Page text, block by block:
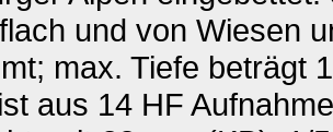
und von Wiesen
max. Tiefe beträgt
aus 14 HF